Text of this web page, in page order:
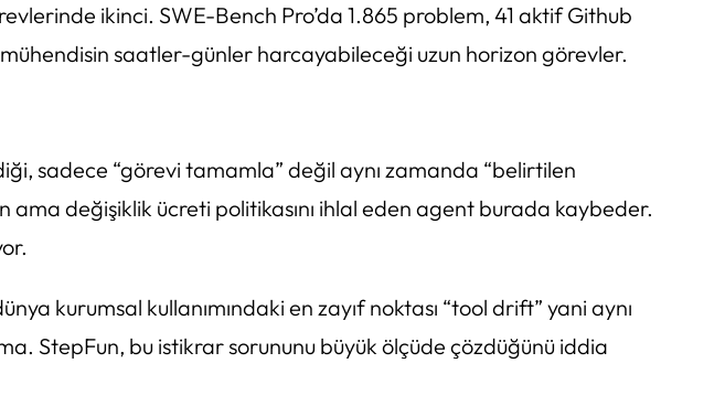
ikinci. SWE-Bench Pro’da 1.865 problem, 41 aktif Github
saatler-günler harcayabileceği uzun horizon görevler.
sadece “görevi tamamla” değil aynı zamanda “belirtilen
değişiklik ücreti politikasını ihlal eden agent burada kaybeder.
kurumsal kullanımındaki en zayıf noktası “tool drift” yani aynı
StepFun, bu istikrar sorununu büyük ölçüde çözdüğünü iddia